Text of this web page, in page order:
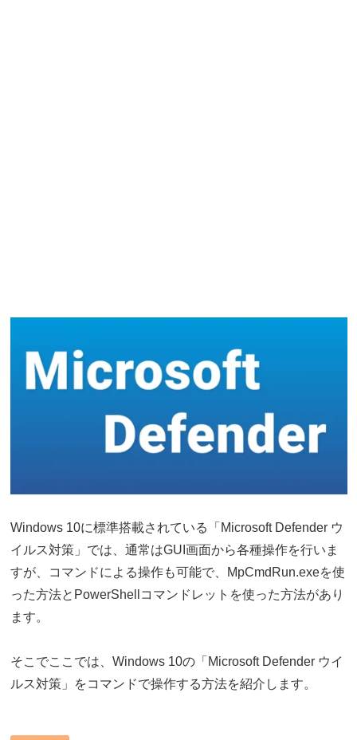
Windows 10に標準搭載されている「Microsoft Defender ウ
イルス対策」では、通常はGUI画面から各種操作を行いま
すが、コマンドによる操作も可能で、MpCmdRun.exeを使
った方法とPowerShellコマンドレットを使った方法があり
ます。
そこでここでは、Windows 10の「Microsoft Defender ウイ
ルス対策」をコマンドで操作する方法を紹介します。